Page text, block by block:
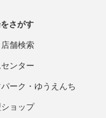
さがす
舗検索
ンター
ーク・ゆうえんち
ョップ